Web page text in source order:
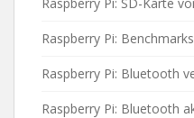
Raspberry Pi: Benchmarks
Raspberry Pi: Bluetooth
Raspberry Pi: Bluetooth